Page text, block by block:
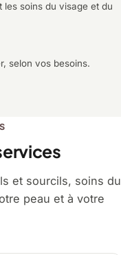
les soins du visage et du
selon vos besoins.
et sourcils, soins du
peau et à votre